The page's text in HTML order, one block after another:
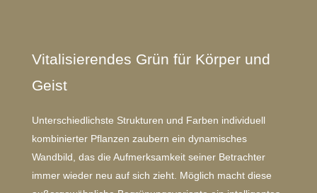
Vitalisierendes Grün für Körper und
Geist
Unterschiedlichste Strukturen und Farben individuell
kombinierter Pflanzen zaubern ein dynamisches
Wandbild, das die Aufmerksamkeit seiner Betrachter
immer wieder neu auf sich zieht. Möglich macht diese